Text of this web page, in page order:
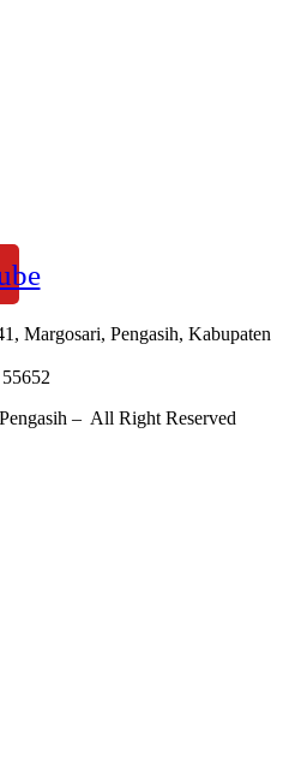
Margosari, Pengasih, Kabupaten
– All Right Reserved